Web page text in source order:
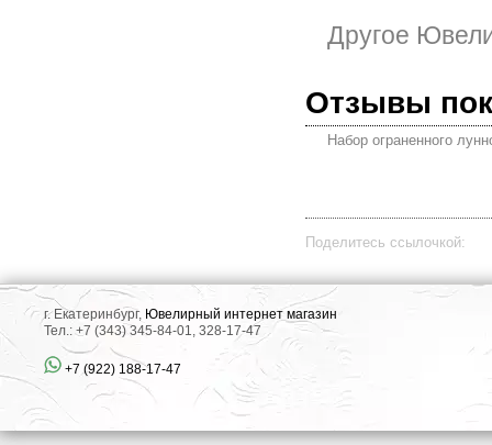
Другое
Отзывы
Набор ограненного
Поделитесь ссылочкой:
г. Екатеринбург, Ювелирный интернет магазин
Тел.: +7 (343) 345-84-01, 328-17-47
+7 (922) 188-17-47